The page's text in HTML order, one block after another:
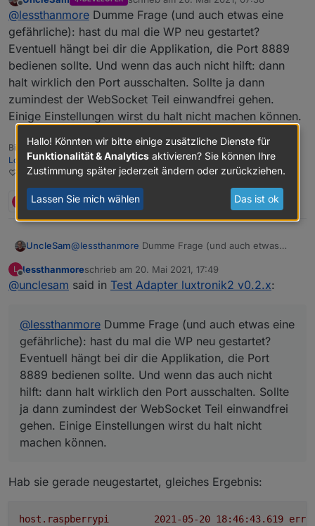
@ lessthanmoresagte inTest Adapter
luxtronik2 v0.2.x:
Hab jetzt mal den Lux-Port entfernt
und bislang sieht es sauber aus. Keine
neuen Logs und die Leistung ist
weiterhin da.
Ja, das hätte ich dir jetzt auch
vorgeschlagen. Wenn du den Port
entfernst, wird er diese Daten nicht mehr
abfragen. Es kann sein, dass bei dir der
Luxtronik Port anders ist als hier eingestellt
(z.B. 8888). Dummerweise fällt mir gerade
keine einfache Art ein, das rauszufinden.
Beim Port 8888 geht er direkt auf die Bretter:
Offline zuletzt editiert von
@lessthanmore Dumme Frage (und auch etwas eine
gefährliche): hast du mal die WP neu gestartet?
Eventuell hängt bei dir die Applikation, die Port 8889
bedienen sollte. Und wenn das auch nicht hilft: dann
halt wirklich den Port ausschalten. Sollte ja dann
zumindest der WebSocket Teil einwandfrei gehen.
Einige Einstellungen wirst du halt nicht machen können.
Bitte bei Problemen mit meinen Adaptern, Issue auf GitHub erfassen:
Loxone|I2C|Luxtronik2
♡-lichen Dank an meineSponsoren
4 Antworten 0
UncleSam@lessthanmore Dumme Frage (und auch etwas
gestartet? Eventuell hängt bei dir die Applikation,
die Port 8889 bedienen sollte. Und wenn das auch
einwandfrei gehen. Einige Einstellungen wirst du
halt nicht machen können.
L
Offline
lessthanmoreschrieb am 20. Mai 2021, 17:49
zuletzt editiert von
@unclesam said in Test Adapter luxtronik2 v0.2.x:
@lessthanmore Dumme Frage (und auch etwas eine
gefährliche): hast du mal die WP neu gestartet?
Eventuell hängt bei dir die Applikation, die Port
8889 bedienen sollte. Und wenn das auch nicht
hilft: dann halt wirklich den Port ausschalten. Sollte
ja dann zumindest der WebSocket Teil einwandfrei
gehen. Einige Einstellungen wirst du halt nicht
machen können.
Hab sie gerade neugestartet, gleiches Ergebnis:
host.raspberrypi
Hallo! Könnten wir bitte einige zusätzliche Dienste für
Funktionalität & Analytics aktivieren? Sie können Ihre
Zustimmung später jederzeit ändern oder zurückziehen.
Lassen Sie mich wählen Das ist ok